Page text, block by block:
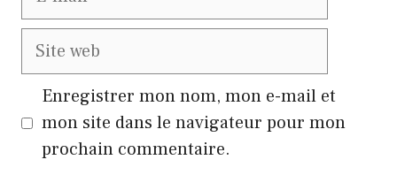
mail
Site
web
Enregistrer mon nom, mon e-mail et
mon site dans le navigateur pour mon
prochain commentaire.